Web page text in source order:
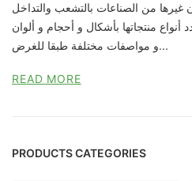
غيرها من الصناعات بالتشعب والتداخل
أنواع منتجاتها بأشكال و أحجام و ألوان
و مواصفات مختلفة طبقا للغرض...
READ MORE
PRODUCTS CATEGORIES